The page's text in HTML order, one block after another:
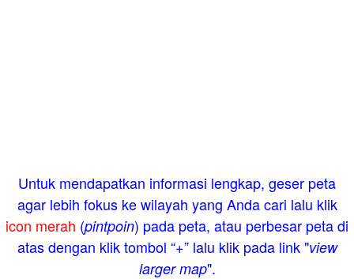
Untuk mendapatkan informasi lengkap, geser peta
agar lebih fokus ke wilayah yang Anda cari lalu klik
icon merah (pintpoin) pada peta, atau perbesar peta di
atas dengan klik tombol “+” lalu klik pada link "view
larger map".